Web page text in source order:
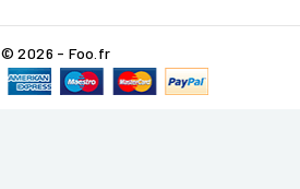
© 2026 - Foo.fr